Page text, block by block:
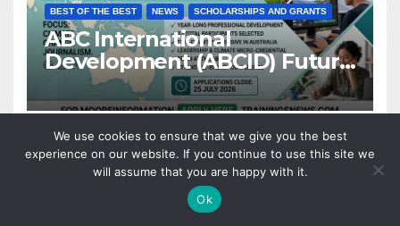
BEST OF THE BEST NEWS SCHOLARSHIPS AND GRANTS
ABC International
Development (ABCID) Future
Voices Program 2026
We use cookies to ensure that we give you the best
experience on our website. If you continue to use this site we
will assume that you are happy with it.
Ok